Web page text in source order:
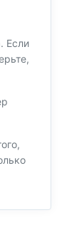
Если